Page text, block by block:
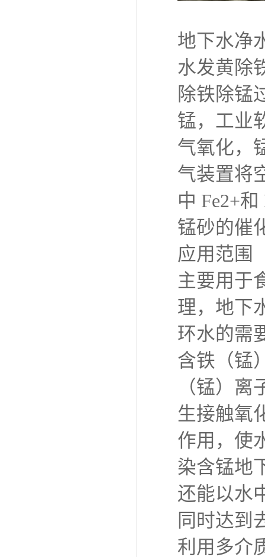
地下水净
水发黄除
除铁除锰
锰，工业
气氧化，
气装置将
中 Fe2+
锰砂的催
应用范围
主要用于
理，地下
环水的需
含铁（锰
（锰）
生接触氧
作用，使
染含锰地
还能以水
同时达到
利用多介